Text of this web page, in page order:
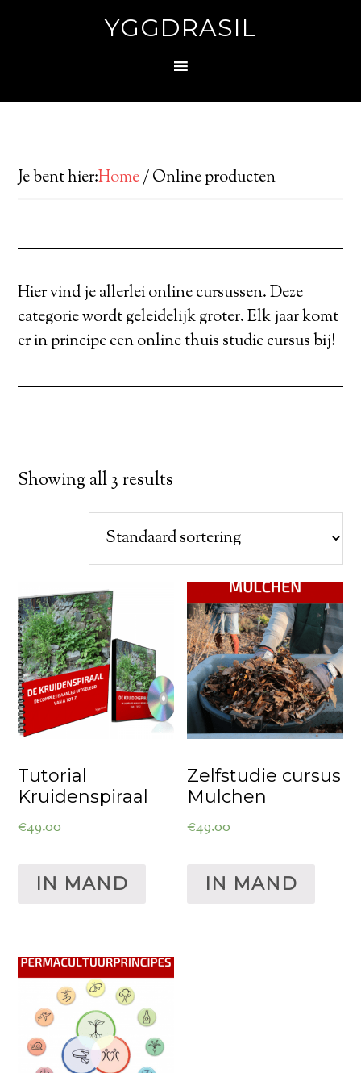
YGGDRASIL
Je bent hier:Home/Online producten
Hier vind je allerlei online cursussen. Deze
categorie wordt geleidelijk groter. Elk jaar komt
er in principe een online thuis studie cursus bij!
Showing all 3 results
Tutorial
Kruidenspiraal
€49.00
IN MAND
Zelfstudie cursus
Mulchen
€49.00
IN MAND